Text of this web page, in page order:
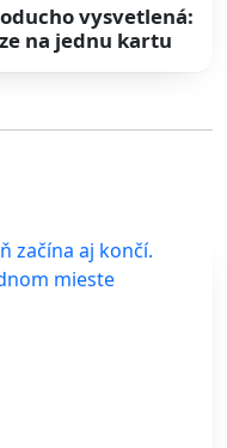
vysvetlená:
na jednu kartu